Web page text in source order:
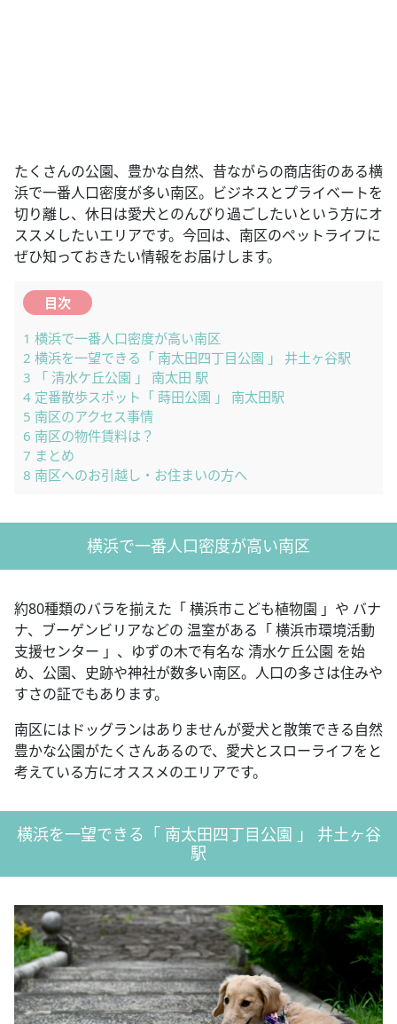
たくさんの公園、豊かな自然、昔ながらの商店街のある横
浜で一番人口密度が多い南区。ビジネスとプライベートを
切り離し、休日は愛犬とのんびり過ごしたいという方にオ
ススメしたいエリアです。今回は、南区のペットライフに
ぜひ知っておきたい情報をお届けします。
目次
1 横浜で一番人口密度が高い南区
2 横浜を一望できる「 南太田四丁目公園 」 井土ヶ谷駅
3 「 清水ケ丘公園 」 南太田 駅
4 定番散歩スポット「 蒔田公園 」 南太田駅
5 南区のアクセス事情
6 南区の物件賃料は？
7 まとめ
8 南区へのお引越し・お住まいの方へ
横浜で一番人口密度が高い南区
約80種類のバラを揃えた「 横浜市こども植物園 」や バナ
ナ、ブーゲンビリアなどの 温室がある「 横浜市環境活動
支援センター 」、ゆずの木で有名な 清水ケ丘公園 を始
め、公園、史跡や神社が数多い南区。人口の多さは住みや
すさの証でもあります。
南区にはドッグランはありませんが愛犬と散策できる自然
豊かな公園がたくさんあるので、愛犬とスローライフをと
考えている方にオススメのエリアです。
横浜を一望できる「 南太田四丁目公園 」 井土ヶ谷
駅